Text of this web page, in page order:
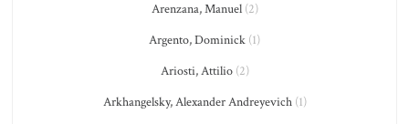
Arenzana, Manuel(2)
Argento, Dominick (1)
Ariosti, Attilio(2)
Arkhangelsky, Alexander Andreyevich(1)